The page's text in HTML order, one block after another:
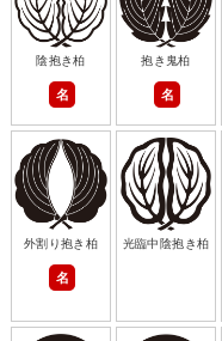
陰抱き柏
名
抱き鬼柏
名
外割り抱き柏
名
光臨中陰抱き柏